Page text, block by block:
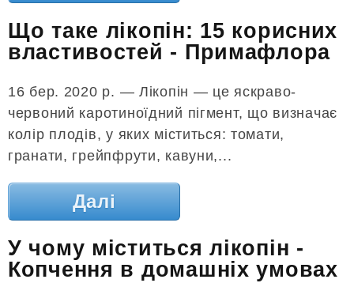
Що таке лікопін: 15 корисних
властивостей - Примафлора
16 бер. 2020 р. — Лікопін — це яскраво-
червоний каротиноїдний пігмент, що визначає
колір плодів, у яких міститься: томати,
гранати, грейпфрути, кавуни,...
Далі
У чому міститься лікопін -
Копчення в домашніх умовах